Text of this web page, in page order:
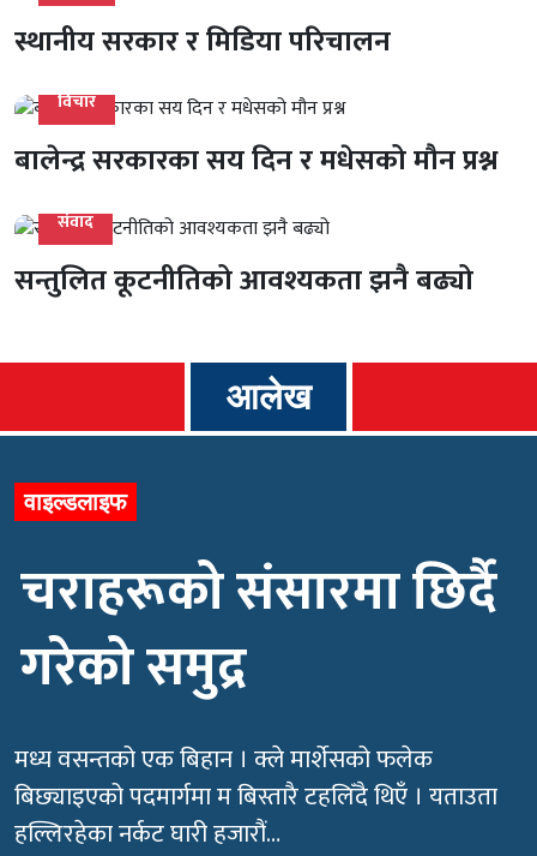
स्थानीय सरकार र मिडिया परिचालन
विचार
बालेन्द्र सरकारका सय दिन र मधेसको मौन प्रश्न
संवाद
सन्तुलित कूटनीतिको आवश्यकता झनै बढ्यो
आलेख
वाइल्डलाइफ
चराहरूको संसारमा छिर्दै
गरेको समुद्र
मध्य वसन्तको एक बिहान । क्ले मार्शेसको फलेक
बिछ्याइएको पदमार्गमा म बिस्तारै टहलिँदै थिएँ । यताउता
हल्लिरहेका नर्कट घारी हजारौं…